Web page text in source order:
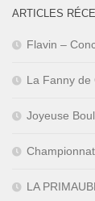
ARTICLES
Flavin –
La Fanny de
Joyeuse
LA